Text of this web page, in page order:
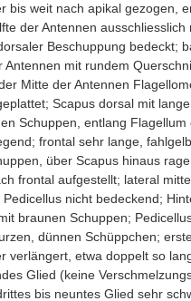
bis weit nach apikal gezogen,
der Antennen ausschliesslich
Beschuppung bedeckt;
Antennen mit rundem
Mitte der Antennen
Scapus dorsal mit
Schuppen, entlang Flagellum
frontal sehr lange,
über Scapus hinaus
frontal aufgestellt; lateral
nicht bedeckend;
braunen Schuppen;
dünnen Schüppchen;
verlängert, etwa doppelt so
Glied (keine
bis neuntes Glied sehr